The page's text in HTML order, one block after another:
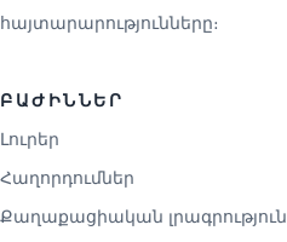
հայտարարությունները։
ԲԱԺԻՆՆԵՐ
Լուրեր
Հաղորդումներ
Քաղաքացիական լրագրություն